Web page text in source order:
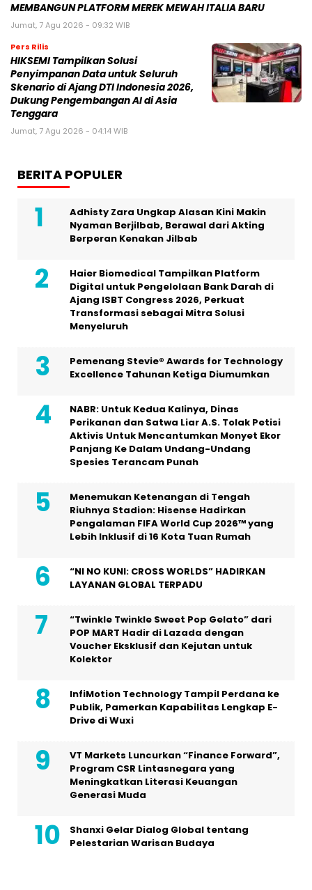
MEMBANGUN PLATFORM MEREK MEWAH ITALIA BARU
Jumat, 7 Agu 2026 - 09:32 WIB
Pers Rilis
HIKSEMI Tampilkan Solusi
Penyimpanan Data untuk Seluruh
Skenario di Ajang DTI Indonesia 2026,
Dukung Pengembangan AI di Asia
Tenggara
Jumat, 7 Agu 2026 - 04:14 WIB
BERITA POPULER
Adhisty Zara Ungkap Alasan Kini Makin
Nyaman Berjilbab, Berawal dari Akting
Berperan Kenakan Jilbab
Haier Biomedical Tampilkan Platform
Digital untuk Pengelolaan Bank Darah di
Ajang ISBT Congress 2026, Perkuat
Transformasi sebagai Mitra Solusi
Menyeluruh
Pemenang Stevie® Awards for Technology
Excellence Tahunan Ketiga Diumumkan
NABR: Untuk Kedua Kalinya, Dinas
Perikanan dan Satwa Liar A.S. Tolak Petisi
Aktivis Untuk Mencantumkan Monyet Ekor
Panjang Ke Dalam Undang-Undang
Spesies Terancam Punah
Menemukan Ketenangan di Tengah
Riuhnya Stadion: Hisense Hadirkan
Pengalaman FIFA World Cup 2026™ yang
Lebih Inklusif di 16 Kota Tuan Rumah
“NI NO KUNI: CROSS WORLDS” HADIRKAN
LAYANAN GLOBAL TERPADU
“Twinkle Twinkle Sweet Pop Gelato” dari
POP MART Hadir di Lazada dengan
Voucher Eksklusif dan Kejutan untuk
Kolektor
InfiMotion Technology Tampil Perdana ke
Publik, Pamerkan Kapabilitas Lengkap E-
Drive di Wuxi
VT Markets Luncurkan “Finance Forward”,
Program CSR Lintasnegara yang
Meningkatkan Literasi Keuangan
Generasi Muda
Shanxi Gelar Dialog Global tentang
Pelestarian Warisan Budaya